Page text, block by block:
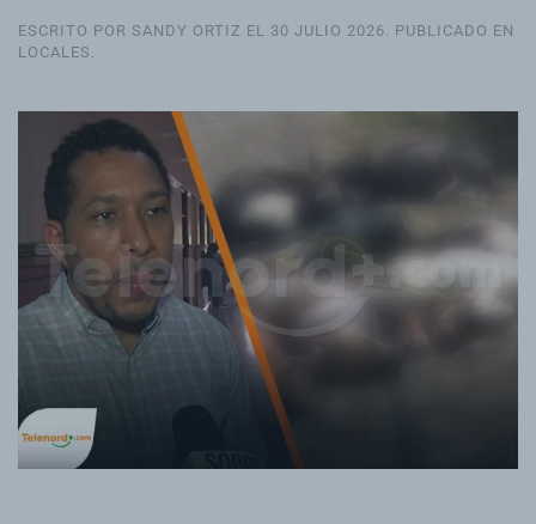
ESCRITO POR SANDY ORTIZ EL 30 JULIO 2026. PUBLICADO EN
LOCALES .